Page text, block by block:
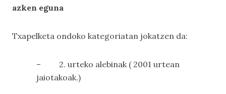
azken eguna
Txapelketa ondoko kategoriatan jokatzen da:
– 2. urteko alebinak ( 2001 urtean
jaiotakoak.)